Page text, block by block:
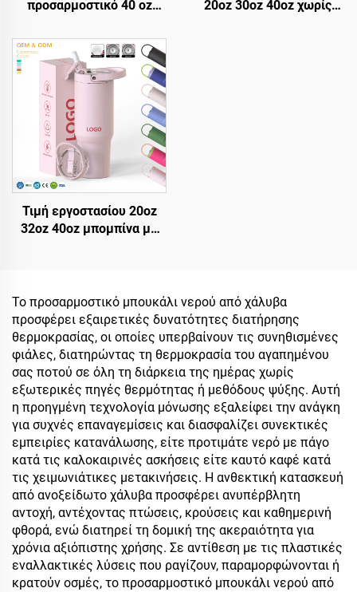
προσαρμοστικό 40 oz
επαναχρηστοποιούμενο,
από ανοξείδωτο χάλυβα,
διπλή τοιχώμα,
ταξιδιωτικό κύπελο
μπουκάλι με λαβή και
καπάκι με straw
20oz 30oz 40oz χωρίς
Τιμή εργοστασίου 20oz
32oz 40oz μπομπίνα με
μπομπίνα ταξιδίου από
ατσάλι με sublimation
Το προσαρμοστικό μπουκάλι νερού από χάλυβα
προσφέρει εξαιρετικές δυνατότητες διατήρησης
θερμοκρασίας, οι οποίες υπερβαίνουν τις συνηθισμένες
φιάλες, διατηρώντας τη θερμοκρασία του αγαπημένου
σας ποτού σε όλη τη διάρκεια της ημέρας χωρίς
εξωτερικές πηγές θερμότητας ή μεθόδους ψύξης. Αυτή
η προηγμένη τεχνολογία μόνωσης εξαλείφει την ανάγκη
για συχνές επαναγεμίσεις και διασφαλίζει συνεκτικές
εμπειρίες κατανάλωσης, είτε προτιμάτε νερό με πάγο
κατά τις καλοκαιρινές ασκήσεις είτε καυτό καφέ κατά
τις χειμωνιάτικες μετακινήσεις. Η ανθεκτική κατασκευή
από ανοξείδωτο χάλυβα προσφέρει ανυπέρβλητη
αντοχή, αντέχοντας πτώσεις, κρούσεις και καθημερινή
φθορά, ενώ διατηρεί τη δομική της ακεραιότητα για
χρόνια αξιόπιστης χρήσης. Σε αντίθεση με τις πλαστικές
εναλλακτικές λύσεις που ραγίζουν, παραμορφώνονται ή
κρατούν οσμές, το προσαρμοστικό μπουκάλι νερού από